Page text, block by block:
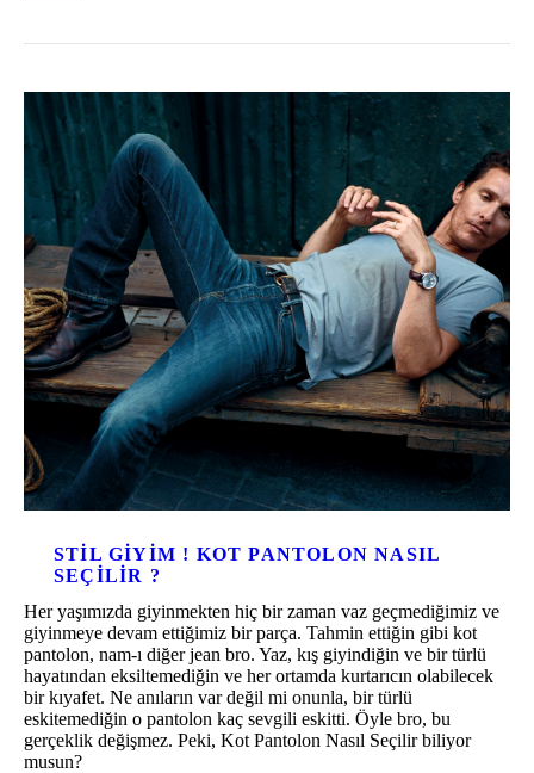
STIL GIYIM ! KOT PANTOLON NASIL
SEÇILIR ?
Her yaşımızda giyinmekten hiç bir zaman vaz geçmediğimiz ve
giyinmeye devam ettiğimiz bir parça. Tahmin ettiğin gibi kot
pantolon, nam-ı diğer jean bro. Yaz, kış giyindiğin ve bir türlü
hayatından eksiltemediğin ve her ortamda kurtarıcın olabilecek
bir kıyafet. Ne anıların var değil mi onunla, bir türlü
eskitemediğin o pantolon kaç sevgili eskitti. Öyle bro, bu
gerçeklik değişmez. Peki, Kot Pantolon Nasıl Seçilir biliyor
musun?